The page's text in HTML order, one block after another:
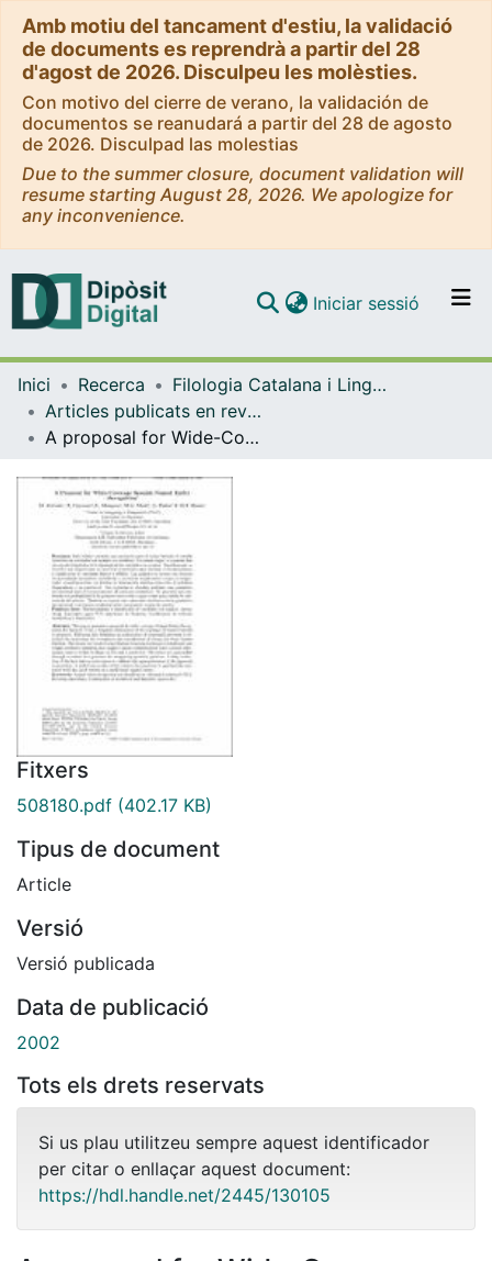
Amb motiu del tancament d'estiu, la validació
de documents es reprendrà a partir del 28
d'agost de 2026. Disculpeu les molèsties.
Con motivo del cierre de verano, la validación de
documentos se reanudará a partir del 28 de agosto
de 2026. Disculpad las molestias
Due to the summer closure, document validation will
resume starting August 28, 2026. We apologize for
any inconvenience.
Navega per tot el DD
Com publicar
Contacte
Iniciar sessió (current)
Inici Recerca
Filologia Catalana i Lingüística General
Articles publicats en revistes (Filologia Catalana i Lingüística General)
A proposal for Wide-Coverage Spanish Named Entity Recognition
Fitxers
508180.pdf (402.17 KB)
Tipus de document
Article
Versió
Versió publicada
Data de publicació
2002
Tots els drets reservats
Si us plau utilitzeu sempre aquest identificador
per citar o enllaçar aquest document:
https://hdl.handle.net/2445/130105